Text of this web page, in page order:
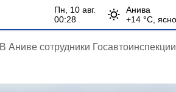
пн, 10 авг.
00:28
Анива
+14 °С, ясно
В Аниве сотрудники